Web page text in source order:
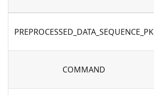
PREPROCESSED_DATA_SEQUENCE_PK
COMMAND